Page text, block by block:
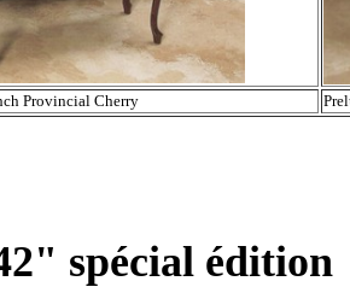
Provincial Cherry
spécial édition